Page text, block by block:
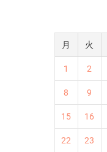
月 火
1 2
8 9
15 16
22 23